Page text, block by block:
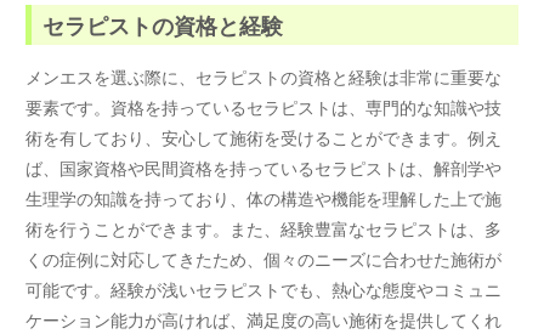
セラピストの資格と経験
メンエスを選ぶ際に、セラピストの資格と経験は非常に重要な
要素です。資格を持っているセラピストは、専門的な知識や技
術を有しており、安心して施術を受けることができます。例え
ば、国家資格や民間資格を持っているセラピストは、解剖学や
生理学の知識を持っており、体の構造や機能を理解した上で施
術を行うことができます。また、経験豊富なセラピストは、多
くの症例に対応してきたため、個々のニーズに合わせた施術が
可能です。経験が浅いセラピストでも、熱心な態度やコミュニ
ケーション能力が高ければ、満足度の高い施術を提供してくれ